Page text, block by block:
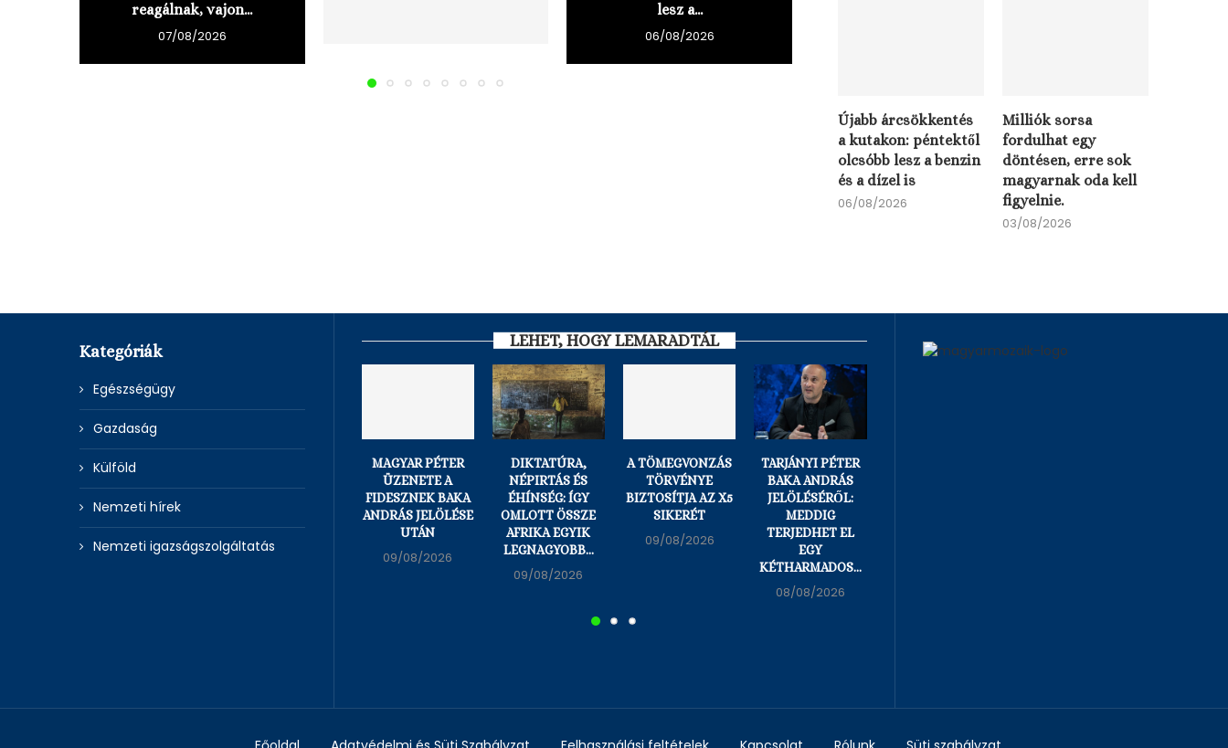
reagálnak, vajon...
07/08/2026
lesz a...
06/08/2026
Újabb árcsökkentés
a kutakon: péntektől
olcsóbb lesz a benzin
és a dízel is
06/08/2026
Milliók sorsa
fordulhat egy
döntésen, erre sok
magyarnak oda kell
figyelnie.
03/08/2026
Kategóriák
Egészségügy
Gazdaság
Külföld
Nemzeti hírek
Nemzeti igazságszolgáltatás
LEHET, HOGY LEMARADTÁL
MAGYAR PÉTER
ÜZENETE A
FIDESZNEK BAKA
ANDRÁS JELÖLÉSE
UTÁN
09/08/2026
DIKTATÚRA,
NÉPIRTÁS ÉS
ÉHÍNSÉG: ÍGY
OMLOTT ÖSSZE
AFRIKA EGYIK
LEGNAGYOBB...
09/08/2026
A TÖMEGVONZÁS
TÖRVÉNYE
BIZTOSÍTJA AZ X5
SIKERÉT
09/08/2026
TARJÁNYI PÉTER
BAKA ANDRÁS
JELÖLÉSÉRŐL:
MEDDIG
TERJEDHET EL
EGY
KÉTHARMADOS...
08/08/2026